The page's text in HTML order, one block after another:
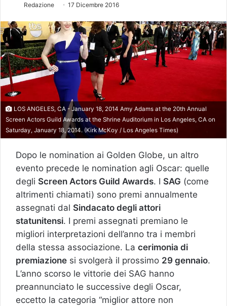
Redazione 17 Dicembre 2016
LOS ANGELES, CA - January 18, 2014 Amy Adams at the 20th Annual
Screen Actors Guild Awards at the Shrine Auditorium in Los Angeles, CA on
Saturday, January 18, 2014. (Kirk McKoy / Los Angeles Times)
Dopo le nomination ai Golden Globe, un altro
evento precede le nomination agli Oscar: quelle
degli Screen Actors Guild Awards. I SAG (come
altrimenti chiamati) sono premi annualmente
assegnati dal Sindacato degli attori
statunitensi. I premi assegnati premiano le
migliori interpretazioni dell’anno tra i membri
della stessa associazione. La cerimonia di
premiazione si svolgerà il prossimo 29 gennaio.
L’anno scorso le vittorie dei SAG hanno
preannunciato le successive degli Oscar,
eccetto la categoria “miglior attore non